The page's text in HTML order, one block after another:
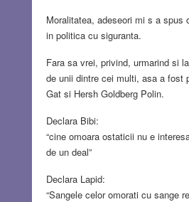
Moralitatea, adeseori mi s a spus
in politica cu siguranta.
Fara sa vrei, privind, urmarind si
de unii dintre cei multi, asa a fost
Gat si Hersh Goldberg Polin.
Declara Bibi:
“cine omoara ostaticii nu e
de un deal”
Declara Lapid:
“Sangele celor omorati cu sange